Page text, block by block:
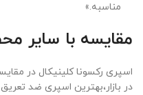
مناسبه.»
مقایسه با سایر
اسپری رکسونا کلینیکال در
در بازار،بهترین اسپری ضد